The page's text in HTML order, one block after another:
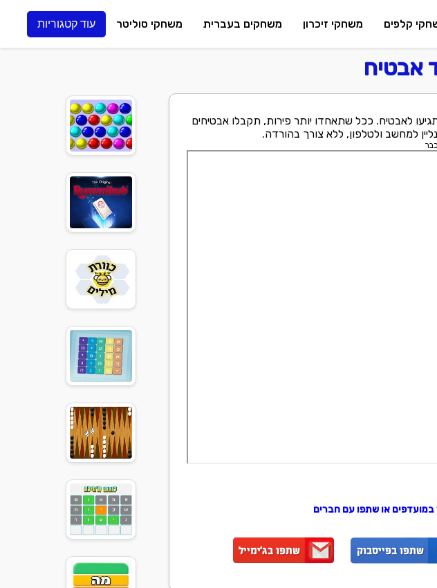
קלפים משחקי זיכרון משחקים בעברית משחקי סוליטר עוד קטגוריות
אבטיח
לאבטיח. ככל שתאחדו יותר פירות, תקבלו אבטיחים
למחשב ולטלפון, ללא צורך בהורדה.